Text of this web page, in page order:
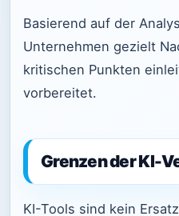
Basierend auf der
Unternehmen gezielt
kritischen Punkten
vorbereitet.
Grenzen der KI-
KI-Tools sind kein